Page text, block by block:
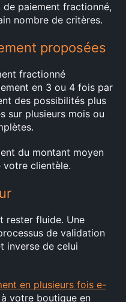
paiement fractionné,
nombre de critères.
proposées
fractionné
en 3 ou 4 fois par
des possibilités plus
sur plusieurs mois ou
du montant moyen
clientèle.
rester fluide. Une
de validation
inverse de celui
en plusieurs fois e-
votre boutique en